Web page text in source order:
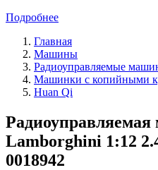
Подробнее
Главная
Машины
Радиоуправляемые
Машинки с копийными
Huan Qi
Lamborghini 1:12
0018942